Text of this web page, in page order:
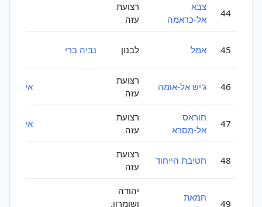
44
צבא
אל-כראמה
רצועת
עזה
45 אמל לבנון נביה ברי
46 ג'יש אל-אומה
רצועת
עזה
אל-
47
חוראס
אל-מסרא
רצועת
עזה
אל-
48 חטיבת הייחוד
רצועת
עזה
49
חמאת
יהודה
ושומרון,